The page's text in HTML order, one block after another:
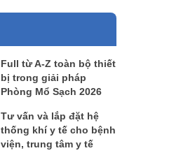
Full từ A-Z toàn bộ thiết
bị trong giải pháp
Phòng Mổ Sạch 2026
Tư vấn và lắp đặt hệ
thống khí y tế cho bệnh
viện, trung tâm y tế